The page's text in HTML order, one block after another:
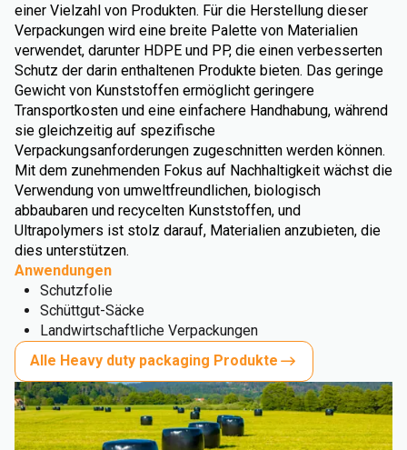
einer Vielzahl von Produkten. Für die Herstellung dieser
Verpackungen wird eine breite Palette von Materialien
verwendet, darunter HDPE und PP, die einen verbesserten
Schutz der darin enthaltenen Produkte bieten. Das geringe
Gewicht von Kunststoffen ermöglicht geringere
Transportkosten und eine einfachere Handhabung, während
sie gleichzeitig auf spezifische
Verpackungsanforderungen zugeschnitten werden können.
Mit dem zunehmenden Fokus auf Nachhaltigkeit wächst die
Verwendung von umweltfreundlichen, biologisch
abbaubaren und recycelten Kunststoffen, und
Ultrapolymers ist stolz darauf, Materialien anzubieten, die
dies unterstützen.
Anwendungen
Schutzfolie
Schüttgut-Säcke
Landwirtschaftliche Verpackungen
Alle Heavy duty packaging Produkte